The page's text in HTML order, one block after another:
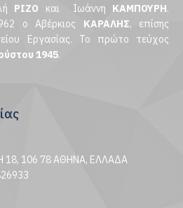
ΡΙΖΟ και Ιωάννη ΚΑΜΠΟΥΡΗ.
ο Αβέρκιος ΚΑΡΑΛΗΣ, επίσης
Εργασίας. Το πρώτο τεύχος
1945.
18, 106 78 ΑΘΗΝΑ, ΕΛΛΑΔΑ